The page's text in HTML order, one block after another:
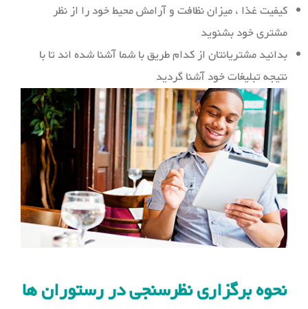
کیفیت غذا ، میزان نظافت و آرامش محیط خود را از نظر
مشتری خود بشنوید
بدانید مشتریانتان از کدام طریق با شما آشنا شده اند تا با
نتیجه تبلیغات خود آشنا گردید
نحوه برگزاری نظرسنجی در رستوران ها